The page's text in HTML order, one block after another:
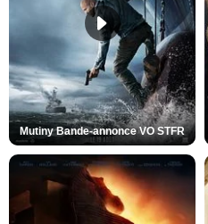
Mutiny Bande-annonce VO STFR